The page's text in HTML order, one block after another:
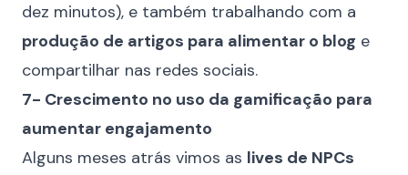
dez minutos), e também trabalhando com a
produção de artigos para alimentar o blog e
compartilhar nas redes sociais.
7- Crescimento no uso da gamificação para
aumentar engajamento
Alguns meses atrás vimos as lives de NPCs